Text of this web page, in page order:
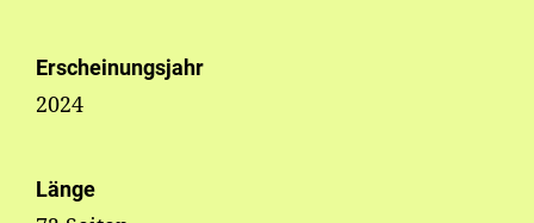
Erscheinungsjahr
2024
Länge